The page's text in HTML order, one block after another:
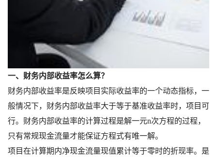
一、财务内部收益率怎么算？
财务内部收益率是反映项目实际收益率的一个动态指标，一
般情况下，财务内部收益率大于等于基准收益率时，项目可
行。财务内部收益率的计算过程是解一元n次方程的过程，
只有常规现金流量才能保证方程式有唯一解。
项目在计算期内净现金流量现值累计等于零时的折现率。是